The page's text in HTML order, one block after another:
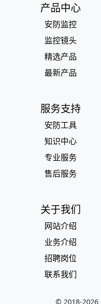
产品中心
安防监控
监控镜头
精选产品
最新产品
服务支持
安防工具
知识中心
专业服务
售后服务
关于我们
网站介绍
业务介绍
招聘岗位
联系我们
© 2018-2026